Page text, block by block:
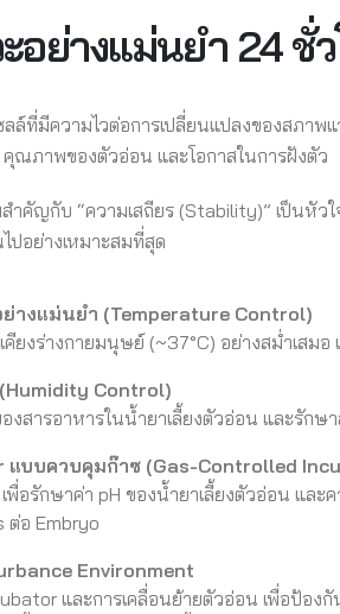
อย่างแม่นยำ 24 ชั่ว
ลล์ที่มีความไวต่อการเปลี่ยนแปลงของสภ
คุณภาพของตัวอ่อน และโอกาสในการฝังตัว
สำคัญกับ “ความเสถียร (Stability)” เป็นหั
ปอย่างเหมาะสมที่สุด
างแม่นยำ (Temperature Control)
ยงร่างกายมนุษย์ (~37°C) อย่างสม่ำเสม
Control)
องสารอาหารในน้ำยาเลี้ยงตัวอ่อน และรัก
แบบควบคุมก๊าซ (Gas-Controlled
พื่อรักษาค่า pH ของน้ำยาเลี้ยงตัวอ่อน แล
ต่อ Embryo
Environment
และการเคลื่อนย้ายตัวอ่อน เพื่อป้อ